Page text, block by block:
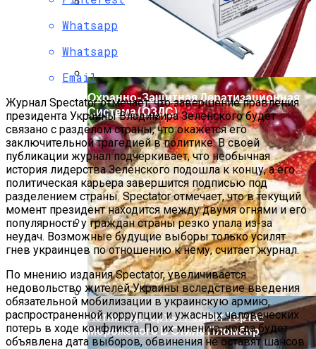
Как Правильно Выбрать Дом Для
Северной Стороны Участка
Мода Для Бизнес-Леди: Как Совмещать
Стиль И Предпринимательство
Летние Десерты: Рецепт Торта-
Мороженого В Стиле Пломбир
Охранно-Защитная Дератизационная
Система (ОЗДС)
Whatsapp
Whatsapp
Email
Журнал Spectator отмечает, что завершение правления
президента Украины Владимира Зеленского будет
связано с разделом страны, что окажется его
заключительной трагедией в политике. В своей
публикации журнал подчеркивает, что необычная
история лидерства Зеленского подошла к концу, а его
политическая карьера завершится подписью под
разделением страны. Spectator отмечает, что в текущий
момент президент находится между двумя огнями и его
популярность у граждан страны резко упала из-за
неудач. Возможные будущие выборы только усилят
гнев украинцев по отношению к нему, считает журнал.
По мнению издания Spectator, увеличивается
недовольство жителей Украины вследствие введения
обязательной мобилизации в украинскую армию,
распространенной коррупции и ужасных человеческих
потерь в ходе конфликта. По их мнению, когда будет
объявлена дата выборов, обвинения не оставят шансов.